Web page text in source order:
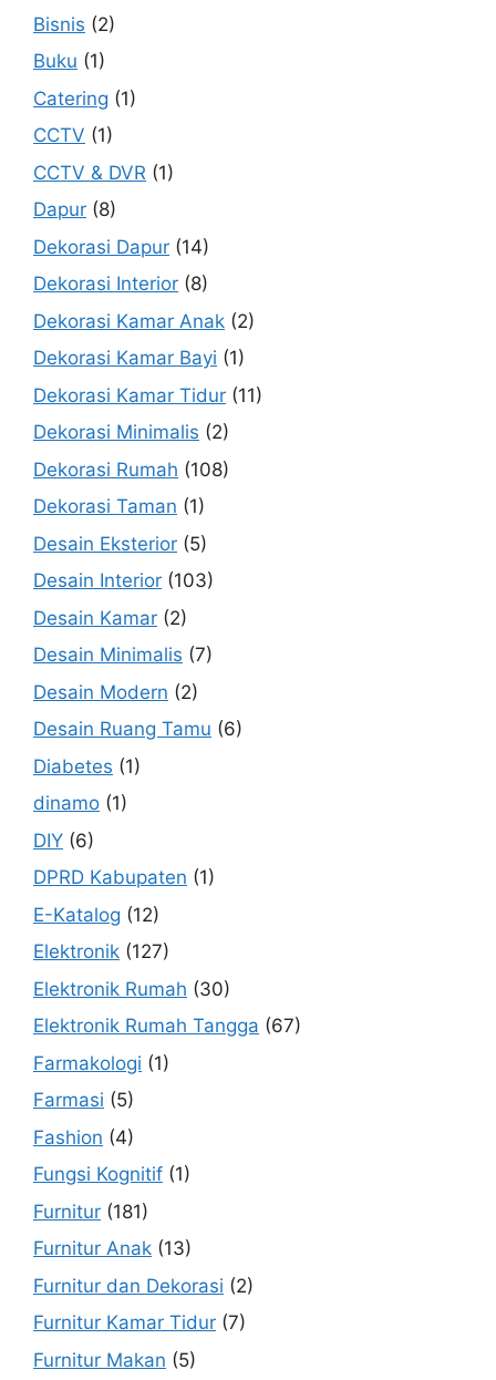
Bisnis (2)
Buku (1)
Catering (1)
CCTV (1)
CCTV & DVR (1)
Dapur (8)
Dekorasi Dapur (14)
Dekorasi Interior (8)
Dekorasi Kamar Anak (2)
Dekorasi Kamar Bayi (1)
Dekorasi Kamar Tidur (11)
Dekorasi Minimalis (2)
Dekorasi Rumah (108)
Dekorasi Taman (1)
Desain Eksterior (5)
Desain Interior (103)
Desain Kamar (2)
Desain Minimalis (7)
Desain Modern (2)
Desain Ruang Tamu (6)
Diabetes (1)
dinamo (1)
DIY (6)
DPRD Kabupaten (1)
E-Katalog (12)
Elektronik (127)
Elektronik Rumah (30)
Elektronik Rumah Tangga (67)
Farmakologi (1)
Farmasi (5)
Fashion (4)
Fungsi Kognitif (1)
Furnitur (181)
Furnitur Anak (13)
Furnitur dan Dekorasi (2)
Furnitur Kamar Tidur (7)
Furnitur Makan (5)